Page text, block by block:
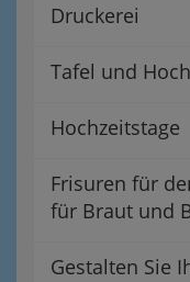
Druckerei
Tafel und
Hochzeitstage
Frisuren für
für Braut und
Gestalten Sie